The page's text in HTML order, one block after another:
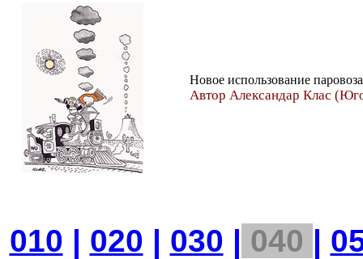
Новое использование
Автор Александар Клас
010 | 020 | 030 | 040 |